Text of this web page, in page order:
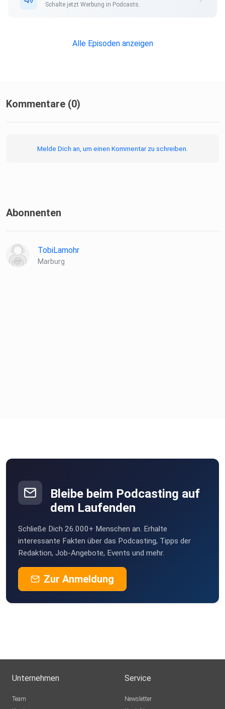
Schalte jetzt Werbung in Podcasts.
Alle Episoden anzeigen
Kommentare (0)
Melde Dich an, um einen Kommentar zu schreiben.
Abonnenten
TobiLamohr
Marburg
Bleibe beim Podcasting auf
dem Laufenden
Schließe Dich 26.000+ Menschen an. Erhalte
interessante Fakten über das Podcasting, Tipps der
Redaktion, Job-Angebote, Events und mehr.
Zur Anmeldung
Unternehmen
Team
Service
Newsletter